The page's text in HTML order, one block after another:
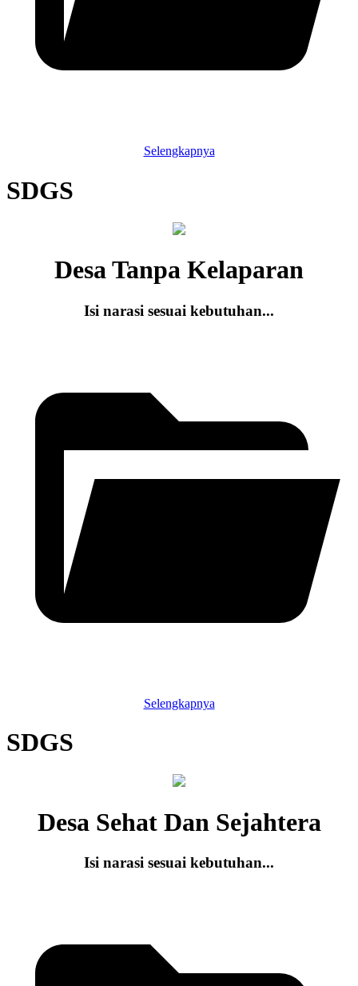
Selengkapnya
SDGS
Desa Tanpa Kelaparan
Isi narasi sesuai kebutuhan...
Selengkapnya
SDGS
Desa Sehat Dan Sejahtera
Isi narasi sesuai kebutuhan...